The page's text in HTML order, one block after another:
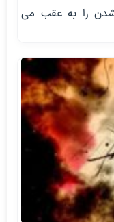
شدن را به عقب می